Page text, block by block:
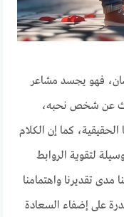
فهو يجسد مشاعر
عن شخص نحبه،
كما إن الكلام
لتقوية الروابط
تقديرنا واهتمامنا
على إضفاء السعادة